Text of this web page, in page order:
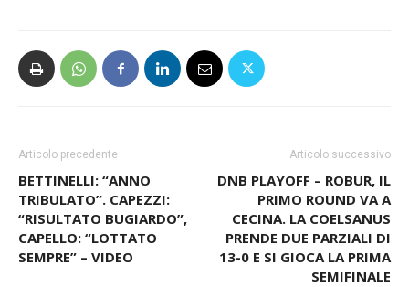
Articolo precedente
BETTINELLI: “ANNO
TRIBULATO”. CAPEZZI:
“RISULTATO BUGIARDO”,
CAPELLO: “LOTTATO
SEMPRE” – VIDEO
Articolo successivo
DNB PLAYOFF – ROBUR, IL
PRIMO ROUND VA A
CECINA. LA COELSANUS
PRENDE DUE PARZIALI DI
13-0 E SI GIOCA LA PRIMA
SEMIFINALE